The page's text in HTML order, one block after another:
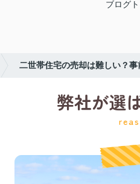
ブログ
二世帯住宅の売却は難しい？
弊社が選